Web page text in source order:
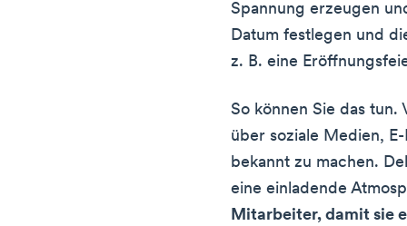
Spannung erzeugen
Datum festlegen und
z. B. eine
So können Sie das tun.
über soziale Medien,
bekannt zu machen.
eine einladende
Mitarbeiter, damit sie